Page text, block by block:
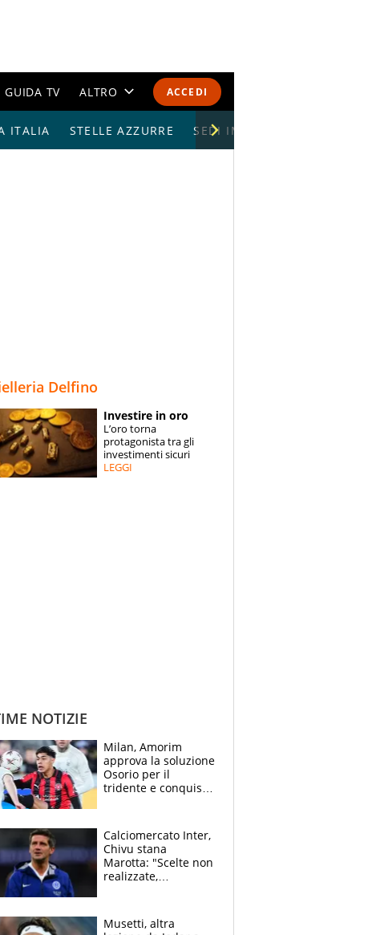
ACCEDI
GUIDA TV ALTRO
CALENDARI E CLASSIFICHE
ESPERTI
CONTATTI
ITALIA STELLE AZZURRE SEDI IMPIANTI
Delfino
Investire in oro
L’oro torna
protagonista tra gli
investimenti sicuri
LEGGI
NOTIZIE
Milan, Amorim
approva la soluzione
Osorio per il
tridente e conquista
Allegri
Calciomercato Inter,
Chivu stana
Marotta: "Scelte non
realizzate,
squadra"
Musetti, altra